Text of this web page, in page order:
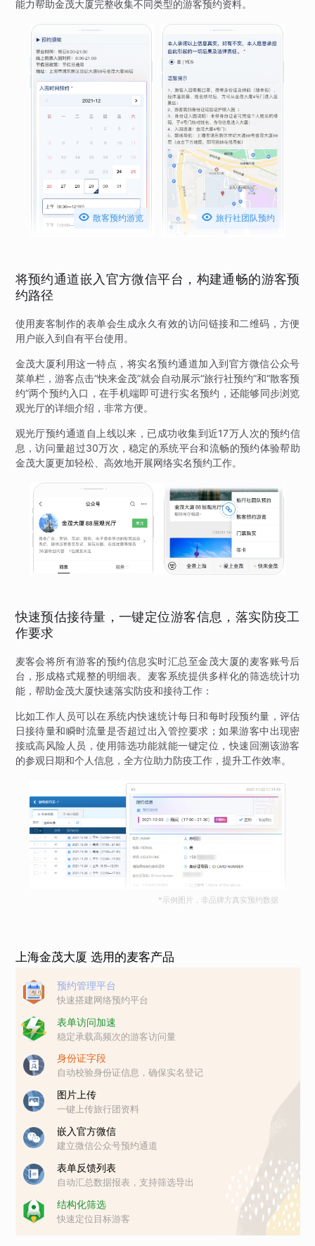
能力帮助金茂大厦完整收集不同类型的游客预约资料。
 散客预约游览  旅行社团队预约
将预约通道嵌入官方微信平台，构建通畅的游客预
约路径
使用麦客制作的表单会生成永久有效的访问链接和二维码，方便
用户嵌入到自有平台使用。
金茂大厦利用这一特点，将实名预约通道加入到官方微信公众号
菜单栏，游客点击“快来金茂”就会自动展示“旅行社预约”和“散客预
约”两个预约入口，在手机端即可进行实名预约，还能够同步浏览
观光厅的详细介绍，非常方便。
观光厅预约通道自上线以来，已成功收集到近17万人次的预约信
息，访问量超过30万次，稳定的系统平台和流畅的预约体验帮助
金茂大厦更加轻松、高效地开展网络实名预约工作。
快速预估接待量，一键定位游客信息，落实防疫工
作要求
麦客会将所有游客的预约信息实时汇总至金茂大厦的麦客账号后
台，形成格式规整的明细表。麦客系统提供多样化的筛选统计功
能，帮助金茂大厦快速落实防疫和接待工作：
比如工作人员可以在系统内快速统计每日和每时段预约量，评估
日接待量和瞬时流量是否超过出入管控要求；如果游客中出现密
接或高风险人员，使用筛选功能就能一键定位，快速回溯该游客
的参观日期和个人信息，全方位助力防疫工作，提升工作效率。
*示例图片，非品牌方真实预约数据
上海金茂大厦 选用的麦客产品
预约管理平台
快速搭建网络预约平台
表单访问加速
稳定承载高频次的游客访问量
身份证字段
自动校验身份证信息，确保实名登记
图片上传
一键上传旅行团资料
嵌入官方微信
建立微信公众号预约通道
表单反馈列表
自动汇总数据报表，支持筛选导出
结构化筛选
快速定位目标游客